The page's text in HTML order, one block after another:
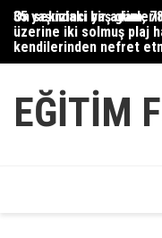
Skip
content
35 yaşındaki bir adam,
On sekizinci yaş
üzerine iki solmuş plaj
kendilerinden nefret
EĞITIM